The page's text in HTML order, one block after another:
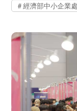
經濟部中小企業處